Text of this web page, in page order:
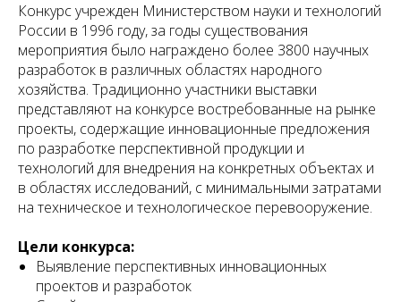
Конкурс учрежден Министерством науки и технологий
России в 1996 году, за годы существования
мероприятия было награждено более 3800 научных
разработок в различных областях народного
хозяйства. Традиционно участники выставки
представляют на конкурсе востребованные на рынке
проекты, содержащие инновационные предложения
по разработке перспективной продукции и
технологий для внедрения на конкретных объектах и
в областях исследований, с минимальными затратами
на техническое и технологическое перевооружение.
Цели конкурса:
Выявление перспективных инновационных
проектов и разработок